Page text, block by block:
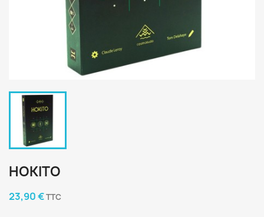
HOKITO
23,90 €TTC